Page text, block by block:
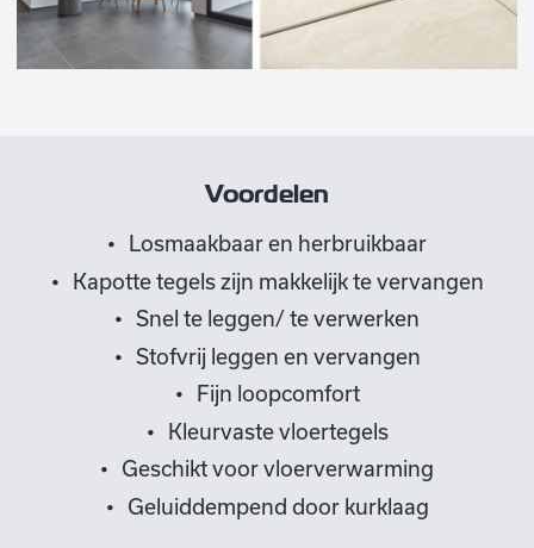
Voordelen
Losmaakbaar en herbruikbaar
Kapotte tegels zijn makkelijk te vervangen
Snel te leggen/ te verwerken
Stofvrij leggen en vervangen
Fijn loopcomfort
Kleurvaste vloertegels
Geschikt voor vloerverwarming
Geluiddempend door kurklaag